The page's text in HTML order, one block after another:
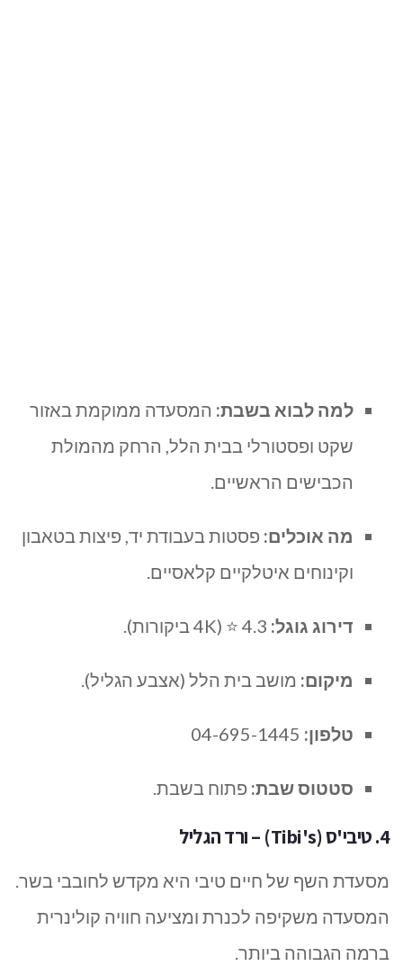
למה לבוא בשבת: המסעדה ממוקמת באזור
שקט ופסטורלי בבית הלל, הרחק מהמולת
הכבישים הראשיים.
מה אוכלים: פסטות בעבודת יד, פיצות בטאבון
וקינוחים איטלקיים קלאסיים.
דירוג גוגל:
מיקום: מושב בית הלל (אצבע הגליל).
טלפון:
סטטוס שבת: פתוח בשבת.
4. טיבי'ס (Tibi's) – ורד הגליל
מסעדת השף של חיים טיבי היא מקדש לחובבי בשר.
המסעדה משקיפה לכנרת ומציעה חוויה קולינרית
ברמה הגבוהה ביותר.